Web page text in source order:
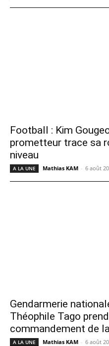
Football : Kim
prometteur trace sa
niveau
A LA UNE Mathias KAM - 6 août
Gendarmerie
Théophile Tago
commandement de
A LA UNE Mathias KAM - 6 août